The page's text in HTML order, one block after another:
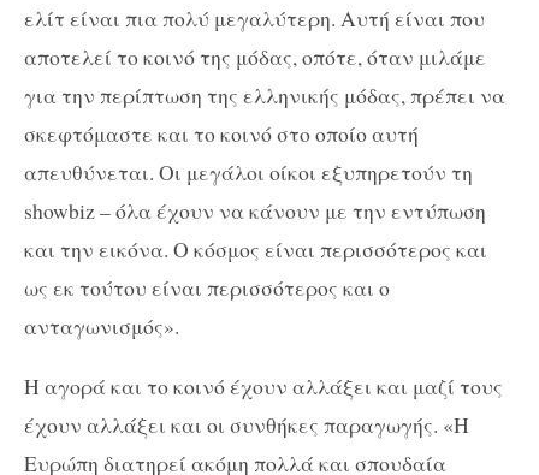
ελίτ είναι πια πολύ μεγαλύτερη. Αυτή είναι που
αποτελεί το κοινό της μόδας, οπότε, όταν μιλάμε
για την περίπτωση της ελληνικής μόδας, πρέπει να
σκεφτόμαστε και το κοινό στο οποίο αυτή
απευθύνεται. Οι μεγάλοι οίκοι εξυπηρετούν τη
showbiz – όλα έχουν να κάνουν με την εντύπωση
και την εικόνα. Ο κόσμος είναι περισσότερος και
ως εκ τούτου είναι περισσότερος και ο
ανταγωνισμός».
Η αγορά και το κοινό έχουν αλλάξει και μαζί τους
έχουν αλλάξει και οι συνθήκες παραγωγής. «Η
Ευρώπη διατηρεί ακόμη πολλά και σπουδαία